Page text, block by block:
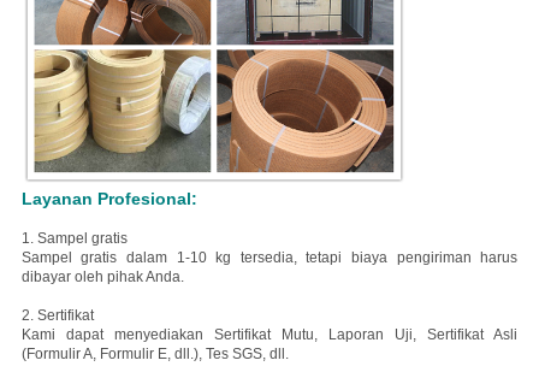
Layanan Profesional:
1. Sampel gratis
Sampel gratis dalam 1-10 kg tersedia, tetapi biaya pengiriman harus
dibayar oleh pihak Anda.
2. Sertifikat
Kami dapat menyediakan Sertifikat Mutu, Laporan Uji, Sertifikat Asli
(Formulir A, Formulir E, dll.), Tes SGS, dll.